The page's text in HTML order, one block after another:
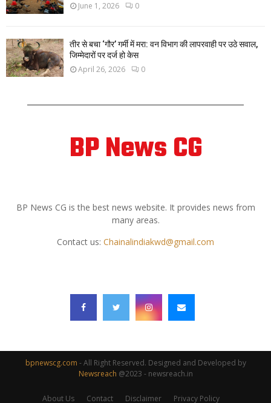
June 1, 2026 0
तीर से बचा ‘गौर’ गर्मी में मरा: वन विभाग की लापरवाही पर उठे सवाल,
जिम्मेदारों पर दर्ज हो केस
April 26, 2026 0
BP News CG
BP News CG is the best news website. It provides news from
many areas.
Contact us: Chainalindiakwd@gmail.com
bpnewscg.com - All Right Reserved. Designed and Developed by
Newsreach @2023 - newsreach.in
About Us Contact Disclaimer Privacy Policy